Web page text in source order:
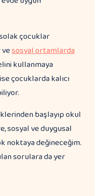
çocuklar
sosyal ortamlarda
kullanmaya
çocuklarda kalıcı
başlayıp okul
sosyal ve duygusal
noktaya değineceğim.
sorulara da yer